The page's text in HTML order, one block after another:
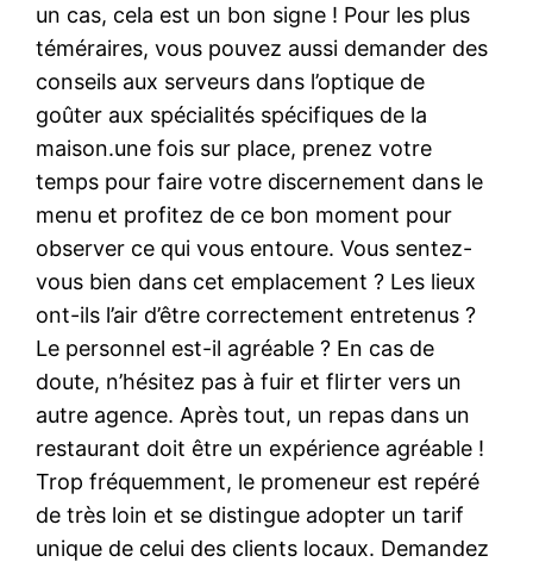
un cas, cela est un bon signe ! Pour les plus
téméraires, vous pouvez aussi demander des
conseils aux serveurs dans l’optique de
goûter aux spécialités spécifiques de la
maison.une fois sur place, prenez votre
temps pour faire votre discernement dans le
menu et profitez de ce bon moment pour
observer ce qui vous entoure. Vous sentez-
vous bien dans cet emplacement ? Les lieux
ont-ils l’air d’être correctement entretenus ?
Le personnel est-il agréable ? En cas de
doute, n’hésitez pas à fuir et flirter vers un
autre agence. Après tout, un repas dans un
restaurant doit être un expérience agréable !
Trop fréquemment, le promeneur est repéré
de très loin et se distingue adopter un tarif
unique de celui des clients locaux. Demandez